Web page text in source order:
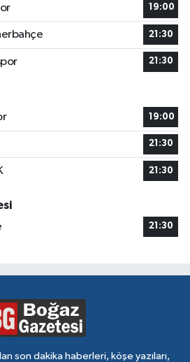
19:00
21:30
21:30
19:00
21:30
21:30
21:30
son dakika haberleri, köşe yazıları,